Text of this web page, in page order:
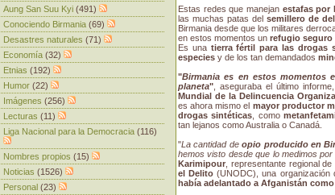
Estas redes que manejan estafas por
las muchas patas del semillero de
Birmania desde que los militares
en estos momentos un refugio seguro
Es una tierra fértil para las drogas
especies y de los tan demandados
"Birmania es en estos momentos
planeta" , aseguraba el último
Mundial de la Delincuencia
es ahora mismo el mayor productor
drogas sintéticas , como
tan lejanos como Australia o Canadá.
"La cantidad deopio producido en
hemos visto desde que lo medimos
Karimipour , representante regional de
el Delito (UNODC), una
había adelantado a Afganistán
Aung San Suu Kyi (491)
Conociendo Birmania (69)
Desastres naturales (71)
Economía (32)
Etnias (192)
Humor (22)
Imágenes (256)
Lecturas (11)
Liga Nacional para la Democracia (116)
Nombres propios (15)
Noticias (1526)
Personal (23)